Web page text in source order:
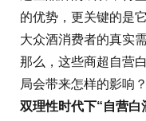
的优势，更关键的是
大众酒消费者的真实需
那么，这些商超自营
局会带来怎样的影响
双理性时代下“自营白